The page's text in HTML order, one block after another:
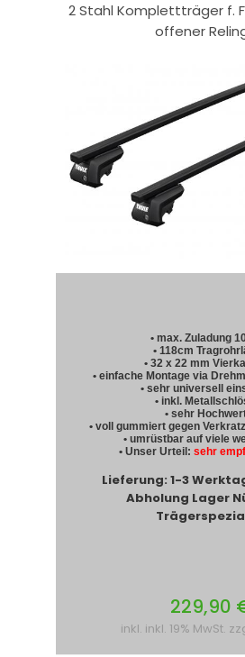
2 Stahl Komplettträger f.
offener
• max. Zuladung
• 118cm
• 32 x 22 mm
• einfache Montage via
• sehr universell
• inkl.
• sehr
• voll gummiert gegen
• umrüstbar auf viele
• Unser Urteil: sehr
Lieferung: 1-3
Abholung Lager
229,90
inkl. inkl. 19% MwSt.